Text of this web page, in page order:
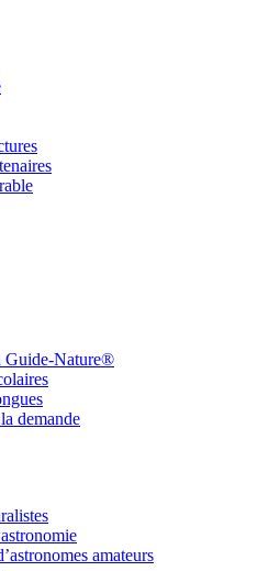
Guide-Nature®
demande
amateurs